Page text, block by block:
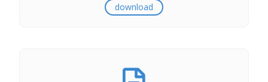
download